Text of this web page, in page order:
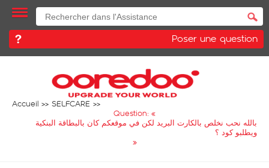
Poser une question
Accueil
SELFCARE
Question: «
بالله نحب نخلص بالكارت البريد لكن في موقعكم كان بالبطاقة البنكية
ويطلبو كود ؟
»